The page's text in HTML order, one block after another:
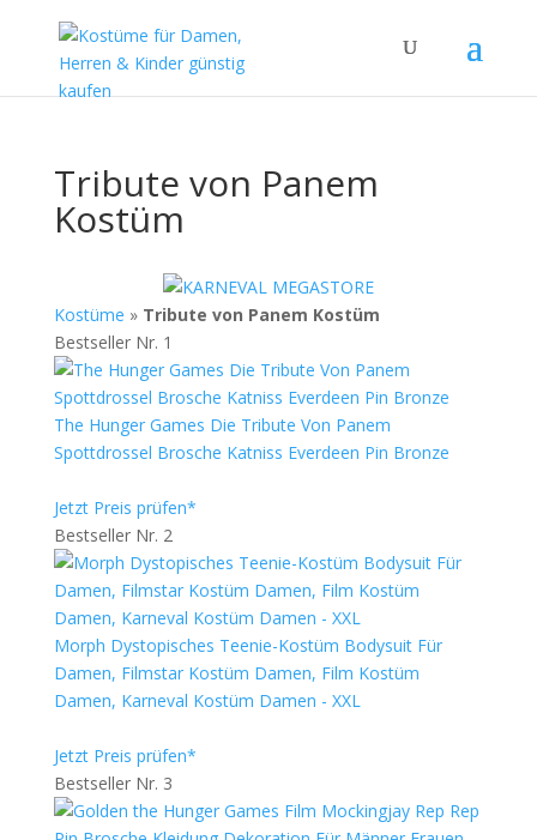
Tribute von Panem
Kostüm
Kostüme » Tribute von Panem Kostüm
Bestseller Nr. 1
The Hunger Games Die Tribute Von Panem
Spottdrossel Brosche Katniss Everdeen Pin Bronze
Jetzt Preis prüfen*
Bestseller Nr. 2
Morph Dystopisches Teenie-Kostüm Bodysuit Für
Damen, Filmstar Kostüm Damen, Film Kostüm
Damen, Karneval Kostüm Damen - XXL
Jetzt Preis prüfen*
Bestseller Nr. 3